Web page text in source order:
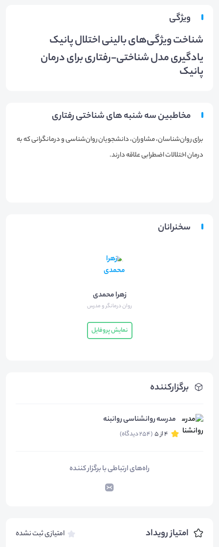
برگزارکننده
مدرسه روانشناسی روانبنه
4 از 5 (254 دیدگاه)
راه‌های ارتباطی با برگزار کننده
امتیاز رویداد امتیازی ثبت نشده
ویژگی
شناخت ویژگی‌های بالینی اختلال پانیک
یادگیری مدل شناختی-رفتاری برای درمان
پانیک
مخاطبین سه شنبه های شناختی رفتاری
برای روان‌شناسان، مشاوران، دانشجویان روان‌شناسی و درمانگرانی که به
درمان اختلالات اضطرابی علاقه دارند.
سخنرانان
زهرا محمدی
روان درمانگر و مدرس
نمایش پروفایل